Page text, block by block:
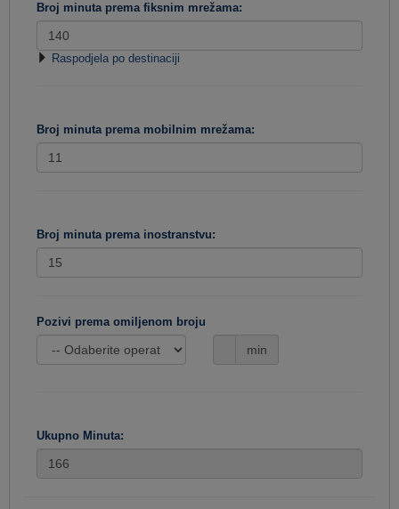
Broj minuta prema fiksnim mrežama:
Raspodjela po destinaciji
Broj minuta prema mobilnim mrežama:
Broj minuta prema inostranstvu:
Pozivi prema omiljenom broju
min
Ukupno Minuta: